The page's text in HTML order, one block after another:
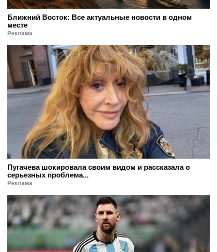
Ближний Восток: Все актуальные новости в одном
месте
Реклама
Пугачева шокировала своим видом и рассказала о
серьезных проблема...
Реклама